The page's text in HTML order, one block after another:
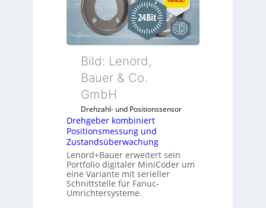
k
o
i
i
e
r
n
G
a
u
e
n
s
p
b
e
r
r
y
e
b
e
r
o
m
n
i
e
r
t
P
o
Bild: Lenord,
Bauer & Co.
GmbH
Drehzahl- und Positionssensor
Drehgeber kombiniert
Positionsmessung und
Zustandsüberwachung
Lenord+Bauer erweitert sein
Portfolio digitaler MiniCoder um
eine Variante mit serieller
Schnittstelle für Fanuc-
Umrichtersysteme.